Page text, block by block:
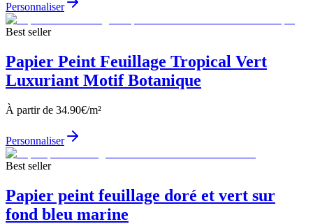
Personnaliser
Best seller
Papier Peint Feuillage Tropical Vert
Luxuriant Motif Botanique
À partir de 34.90€/m²
Personnaliser
Best seller
Papier peint feuillage doré et vert sur
fond bleu marine